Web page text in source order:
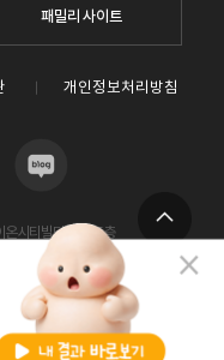
TOP
패밀리 사이트
개인정보처리방침
온시티빌딩 13~15층
전화번호 / 1577-3653
우동) 센텀타워메디컬 14층
길 7, 3~4층(서초동, 제일빌딩) /